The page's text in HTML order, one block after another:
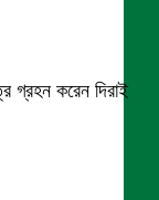
গ্রহন করেন দিরাই